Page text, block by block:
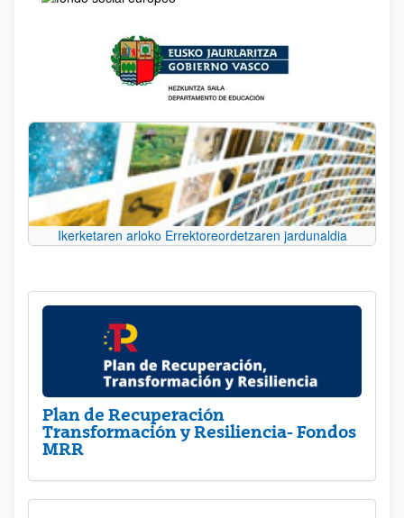
Ikerketaren arloko Errektoreordetzaren jardunaldia
Plan de Recuperación
Transformación y Resiliencia- Fondos
MRR